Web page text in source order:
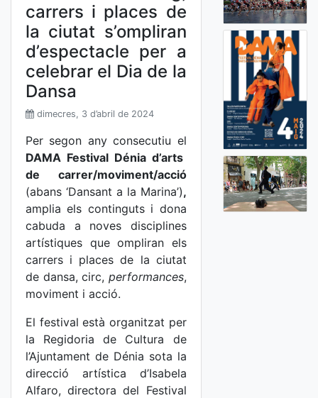
carrers i places de
la ciutat s’ompliran
d’espectacle per a
celebrar el Dia de la
Dansa
dimecres, 3 d’abril de 2024
Per segon any consecutiu el
DAMA Festival Dénia d’arts
de carrer/moviment/acció
(abans ‘Dansant a la Marina’),
amplia els continguts i dona
cabuda a noves disciplines
artístiques que ompliran els
carrers i places de la ciutat
de dansa, circ, performances,
moviment i acció.
El festival està organitzat per
la Regidoria de Cultura de
l’Ajuntament de Dénia sota la
direcció artística d’Isabela
Alfaro, directora del Festival